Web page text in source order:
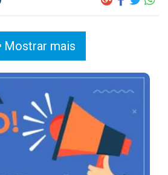
Mostrar mais